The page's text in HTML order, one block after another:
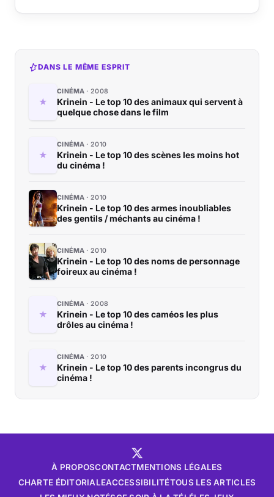
DANS LE MÊME ESPRIT
CINÉMA 2008
Krinein - Le top 10 des ani­maux qui servent à
quelque chose dans le film
CINÉMA 2010
Krinein - Le top 10 des scènes les moins hot
du cinéma !
CINÉMA 2010
Krinein - Le top 10 des armes inoubliables
des gentils / méchants au cinéma !
CINÉMA 2010
Krinein - Le top 10 des noms de personnage
foireux au cinéma !
CINÉMA 2008
Krinein - Le top 10 des caméos les plus
drôles au cinéma !
CINÉMA 2010
Krinein - Le top 10 des parents incongrus du
cinéma !
À PROPOSCONTACTMENTIONS LÉGALES
CHARTE ÉDITORIALEACCESSIBILITÉTOUS LES ARTICLES